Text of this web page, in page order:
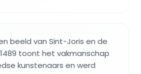
beeld van Sint-Joris en de
toont het vakmanschap
kunstenaars en werd